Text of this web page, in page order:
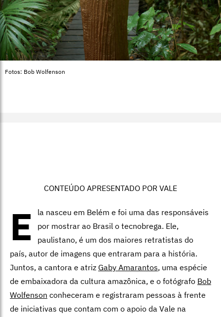
Fotos: Bob Wolfenson
CONTEÚDO APRESENTADO POR VALE
E
la nasceu em Belém e foi uma das responsáveis
por mostrar ao Brasil o tecnobrega. Ele,
paulistano, é um dos maiores retratistas do
país, autor de imagens que entraram para a história.
Juntos, a cantora e atriz Gaby Amarantos, uma espécie
de embaixadora da cultura amazônica, e o fotógrafo Bob
Wolfenson conheceram e registraram pessoas à frente
de iniciativas que contam com o apoio da Vale na